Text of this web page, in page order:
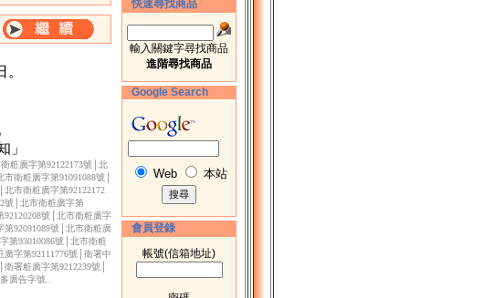
」
粧廣字第92122173號│北
衛粧廣字第91091088號│
市衛粧廣字第92122172
號│北市衛粧廣字第
92120208號│北市衛粧廣字
第92091089號│北市衛粧廣
第93010086號│北市衛粧
廣字第92111776號│衛署中
署粧廣字第9212239號│
廣告字號..
快速尋找商品
輸入關鍵字尋找商品
進階尋找商品
Google Search
Web 本站
會員登錄
帳號(信箱地址)